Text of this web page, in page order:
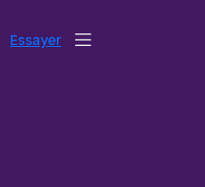
Essayer